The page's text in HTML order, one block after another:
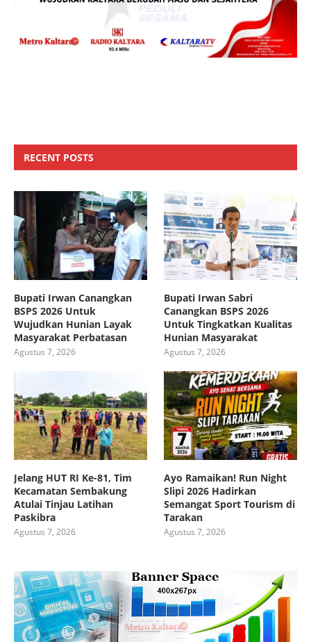
RECENT POSTS
Bupati Irwan Canangkan
BSPS 2026 Untuk
Wujudkan Hunian Layak
Masyarakat Perbatasan
Agustus 7, 2026
Bupati Irwan Sabri
Canangkan BSPS 2026
Untuk Tingkatkan Kualitas
Hunian Masyarakat
Agustus 7, 2026
Jelang HUT RI Ke-81, Tim
Kecamatan Sembakung
Atulai Tinjau Latihan
Paskibra
Agustus 7, 2026
Ayo Ramaikan! Run Night
Slipi 2026 Hadirkan
Semangat Sport Tourism di
Tarakan
Agustus 7, 2026